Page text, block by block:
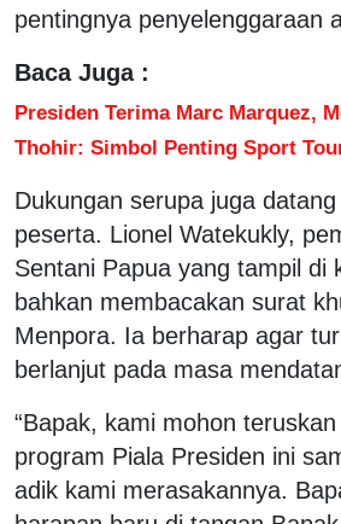
pentingnya penyelenggaraan
Baca Juga :
Presiden Terima Marc Marquez,
Thohir: Simbol Penting Sport
Dukungan serupa juga
peserta. Lionel Watekukly,
Sentani Papua yang tampil di
bahkan membacakan surat
Menpora. Ia berharap agar
berlanjut pada masa
“Bapak, kami mohon
program Piala Presiden ini
adik kami merasakannya.